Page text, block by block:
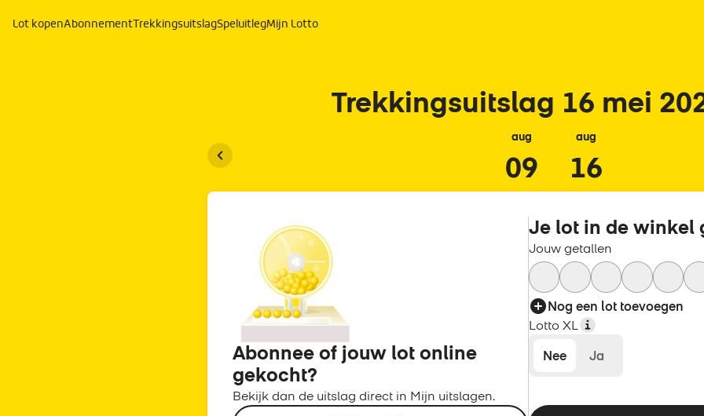
Lot kopenAbonnementTrekkingsuitslagSpeluitlegMijn Lotto
Trekkingsuitslag 16 mei
aug
09
aug
16
Abonnee of jouw lot online
gekocht?
Bekijk dan de uitslag direct in Mijn uitslagen.
Je lot in de winkel
Jouw getallen
Nog een lot toevoegen
Lotto XL
Nee
Ja